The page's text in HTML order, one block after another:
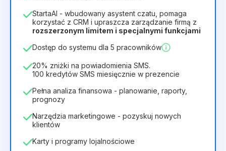
Czas trwania licencji
12 Months(zniżka -25%) Opłacalny
40zł28zł miesiąc
336zł za 12 Months
StartaAI - wbudowany asystent czatu, pomaga
korzystać z CRM i upraszcza zarządzanie firmą z
rozszerzonym limitem i specjalnymi funkcjami
Dostęp do systemu dla 5 pracowników
20% zniżki na powiadomienia SMS.
100 kredytów SMS miesięcznie w prezencie
Pełna analiza finansowa - planowanie, raporty,
prognozy
Narzędzia marketingowe - pozyskuj nowych
klientów
Karty i programy lojalnościowe